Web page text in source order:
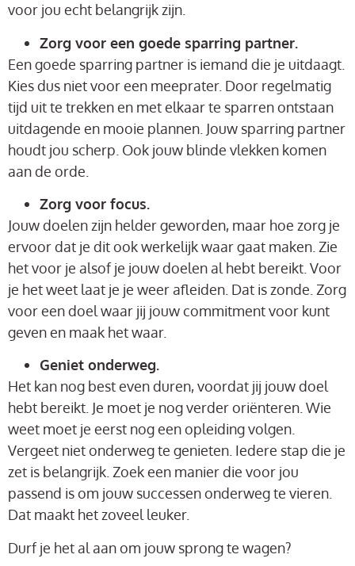
voor jou echt belangrijk zijn.
Zorg voor een goede sparring partner.
Een goede sparring partner is iemand die je uitdaagt.
Kies dus niet voor een meeprater. Door regelmatig
tijd uit te trekken en met elkaar te sparren ontstaan
uitdagende en mooie plannen. Jouw sparring partner
houdt jou scherp. Ook jouw blinde vlekken komen
aan de orde.
Zorg voor focus.
Jouw doelen zijn helder geworden, maar hoe zorg je
ervoor dat je dit ook werkelijk waar gaat maken. Zie
het voor je alsof je jouw doelen al hebt bereikt. Voor
je het weet laat je je weer afleiden. Dat is zonde. Zorg
voor een doel waar jij jouw commitment voor kunt
geven en maak het waar.
Geniet onderweg.
Het kan nog best even duren, voordat jij jouw doel
hebt bereikt. Je moet je nog verder oriënteren. Wie
weet moet je eerst nog een opleiding volgen.
Vergeet niet onderweg te genieten. Iedere stap die je
zet is belangrijk. Zoek een manier die voor jou
passend is om jouw successen onderweg te vieren.
Dat maakt het zoveel leuker.
Durf je het al aan om jouw sprong te wagen?